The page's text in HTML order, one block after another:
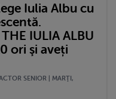
Iulia Albu cu
IULIA ALBU
ori şi aveți
SENIOR | MARŢI,